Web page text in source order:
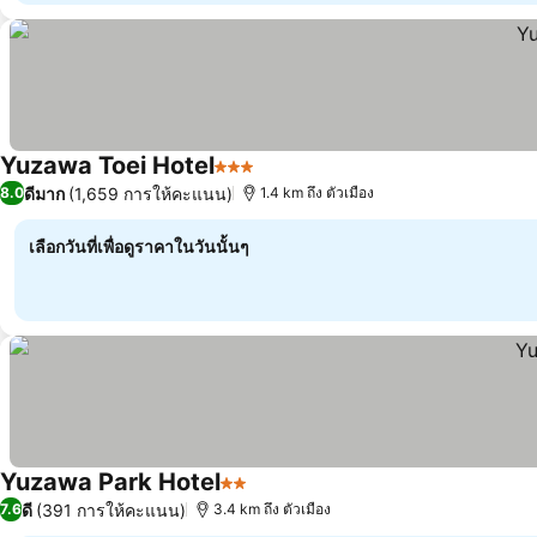
Yuzawa Toei Hotel3 ดาว
8.0ดีมาก (1,659 การให้คะแนน) 1.4 km ถึง ตัวเมือง
เลือกวันที่เพื่อดูราคาในวันนั้นๆ
Yuzawa Park Hotel2 ดาว
7.6ดี (391 การให้คะแนน) 3.4 km ถึง ตัวเมือง